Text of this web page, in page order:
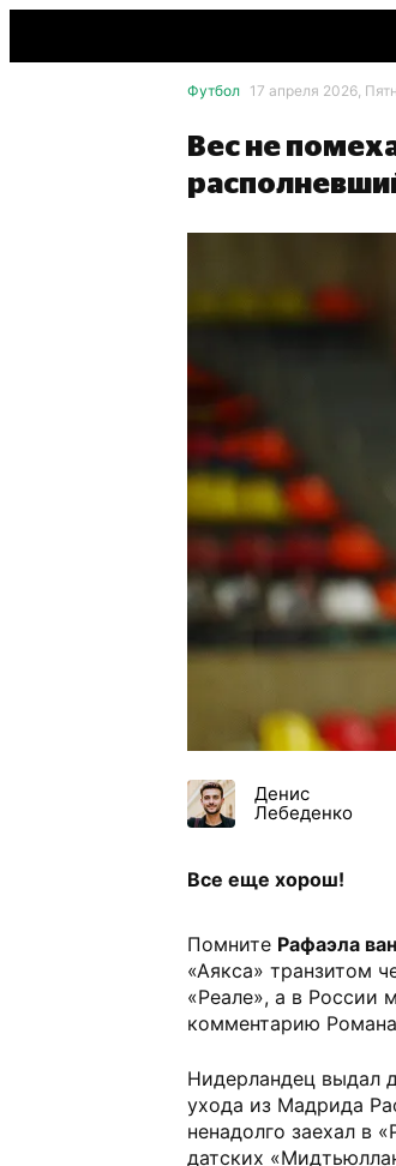
Футбол 17 апреля 2026,
Вес не
Денис
Лебеденко
Все еще хорош!
Помните Рафаэла
«Аякса» транзитом
«Реале», а в России
комментарию
Нидерландец выдал
ухода из Мадрида
ненадолго заехал в
датских